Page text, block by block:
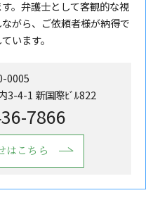
。弁護士として客観的な視
がら、ご依頼者様が納得で
います。
0005
3-4-1 新国際ﾋﾞﾙ822
7866
はこちら